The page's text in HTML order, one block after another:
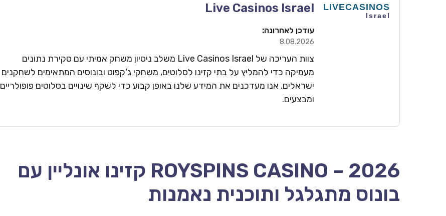
Live Casinos Israel
עודכן לאחרונה:
8.08.2026
צוות העריכה של Live Casinos Israel משלב ניסיון משחק אמיתי עם סקירת נתונים
מעמיקה כדי להמליץ על בתי קזינו לסלוטים, משחקי ג'קפוט ובונוסים המתאימים לשחקנים
ישראלים. אנו מעדכנים את המידע שלנו באופן קבוע כדי לשקף שינויים בסלוטים פופולריים
ומבצעים.
ROYSPINS CASINO – 2026 קזינו אונליין עם
בונוס מתגלגל ותוכנית נאמנות